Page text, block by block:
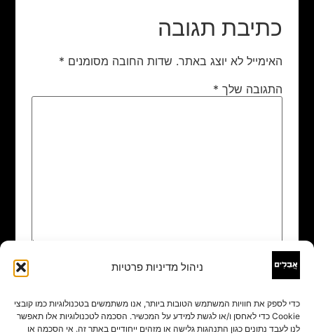
ניהול מדיניות פרטיות
כדי לספק את חוויות המשתמש הטובות ביותר, אנו משתמשים בטכנולוגיות כמו קובצי
Cookie כדי לאחסן ו/או לגשת למידע על המכשיר. הסכמה לטכנולוגיות אלו תאפשר
לנו לעבד נתונים כגון התנהגות גלישה או מזהים ייחודיים באתר זה. אי הסכמה או
כתיבת תגובה
האימייל לא יוצג באתר. שדות החובה מסומנים *
התגובה שלך *
שם
אימייל*